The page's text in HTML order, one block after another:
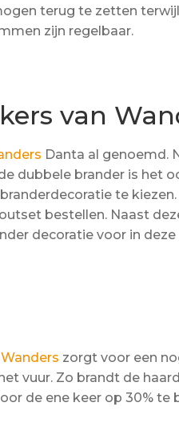
terug te zetten
zijn regelbaar.
van
Danta al genoemd.
dubbele brander is het
te
bestellen. Naast
decoratie voor in deze
Wanders zorgt voor een
vuur. Zo brandt de
de ene keer op 30% te